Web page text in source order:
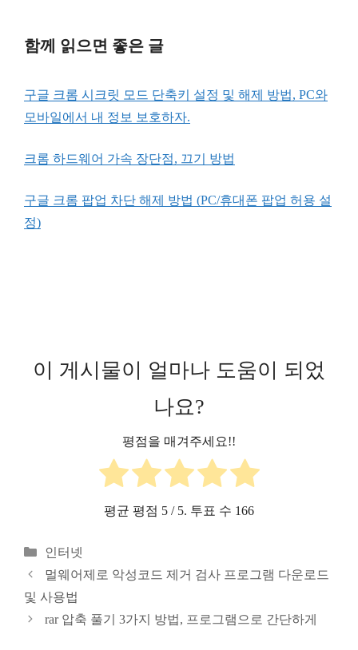
함께 읽으면 좋은 글
구글 크롬 시크릿 모드 단축키 설정 및 해제 방법, PC와
모바일에서 내 정보 보호하자.
크롬 하드웨어 가속 장단점, 끄기 방법
구글 크롬 팝업 차단 해제 방법 (PC/휴대폰 팝업 허용 설
정)
이 게시물이 얼마나 도움이 되었
나요?
평점을 매겨주세요!!
평균 평점 5 / 5. 투표 수 166
카
테
리
인터넷
멀웨어제로 악성코드 제거 검사 프로그램 다운로드
및 사용법
rar 압축 풀기 3가지 방법, 프로그램으로 간단하게